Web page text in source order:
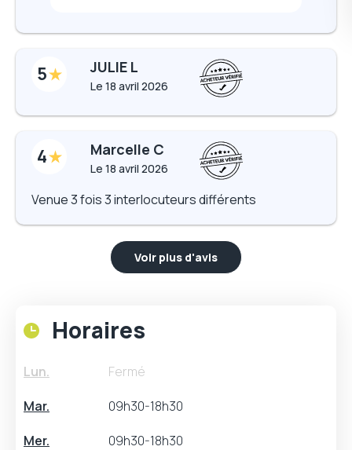
5 JULIE L
Le 18 avril 2026
4 Marcelle C
Le 18 avril 2026
Venue 3 fois 3 interlocuteurs différents
Voir plus d'avis
Horaires
Lun.
Fermé
Mar.
09h30-18h30
Mer.
09h30-18h30